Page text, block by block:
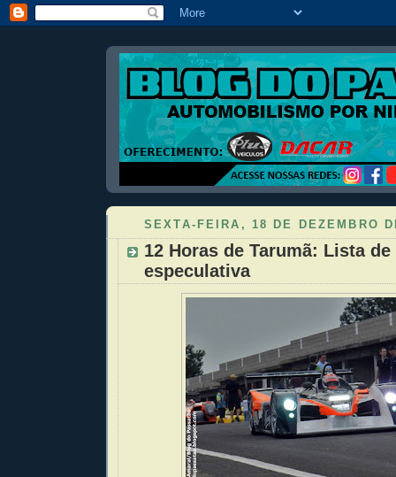
SEXTA-FEIRA, 18 DE DEZEMBRO
12 Horas de Tarumã: Lista
especulativa